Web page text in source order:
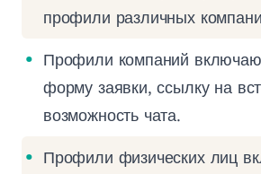
профили различных
Профили компаний
форму заявки, ссылку на
возможность чата.
Профили физических лиц